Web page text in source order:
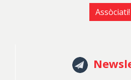
Assòciati!